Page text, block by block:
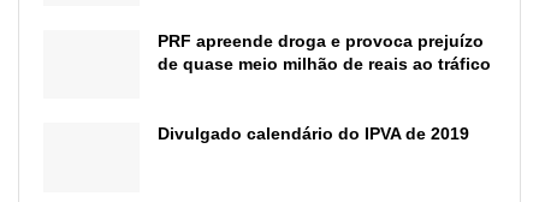
PRF apreende droga e provoca prejuízo
de quase meio milhão de reais ao tráfico
Divulgado calendário do IPVA de 2019